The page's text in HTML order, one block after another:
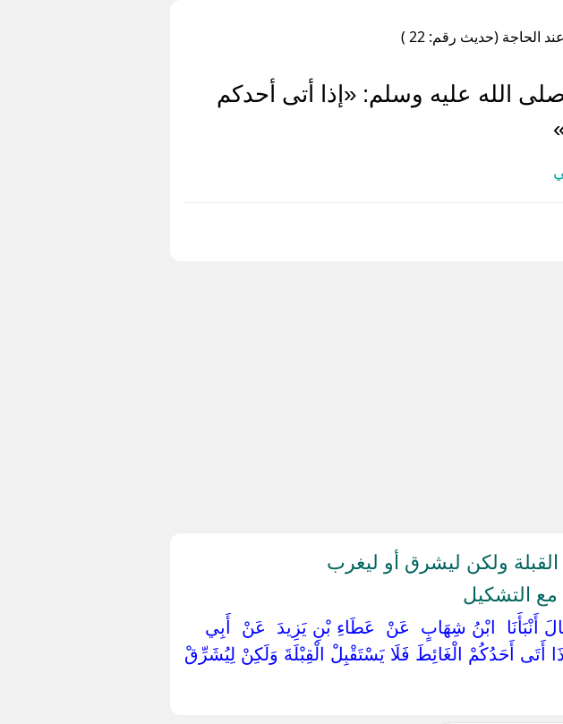
الحاجة (حديث رقم: 22 )
الله عليه وسلم: «إذا أتى أحدكم
ولكن ليشرق أو ليغرب
مع التشكيل
‏قَالَ أَنْبَأَنَا ‏ ‏ابْنُ شِهَابٍ ‏ ‏عَنْ ‏ ‏عَطَاءِ بْنِ يَزِيدَ ‏ ‏عَنْ ‏ ‏أَبِي
أَحَدُكُمْ الْغَائِطَ فَلَا يَسْتَقْبِلْ الْقِبْلَةَ وَلَكِنْ لِيُشَرِّقْ